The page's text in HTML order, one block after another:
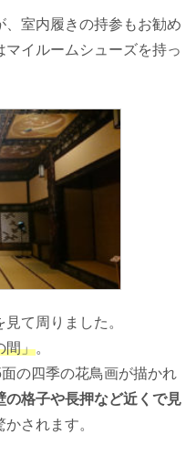
室内履きの持参もお勧め
イルームシューズを持っ
て周りました。
間」。
の四季の花鳥画が描かれ
の格子や長押など近くで見
かされます。